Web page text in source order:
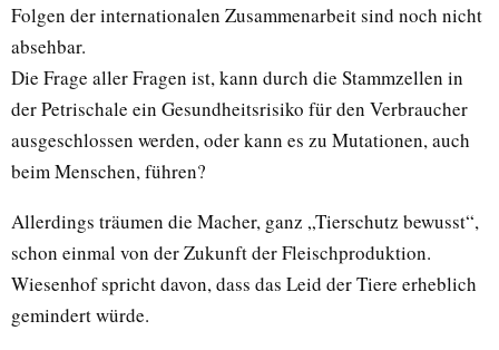
Folgen der internationalen Zusammenarbeit sind noch nicht
absehbar.
Die Frage aller Fragen ist, kann durch die Stammzellen in
der Petrischale ein Gesundheitsrisiko für den Verbraucher
ausgeschlossen werden, oder kann es zu Mutationen, auch
beim Menschen, führen?
Allerdings träumen die Macher, ganz „Tierschutz bewusst“,
schon einmal von der Zukunft der Fleischproduktion.
Wiesenhof spricht davon, dass das Leid der Tiere erheblich
gemindert würde.